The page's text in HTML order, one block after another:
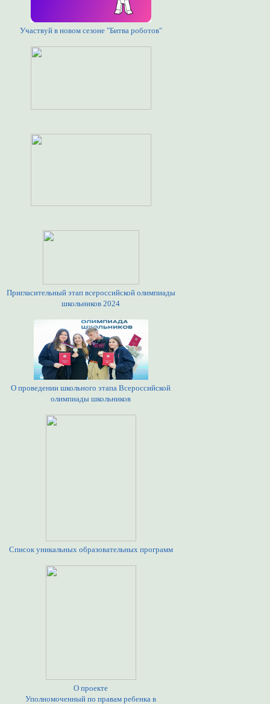
Участвуй в новом сезоне "Битва роботов"
Пригласительный этап всероссийской олимпиады
школьников 2024
О проведении школьного этапа Всероссийской
олимпиады школьников
Список уникальных образовательных программ
О проекте
Уполномоченный по правам ребенка в